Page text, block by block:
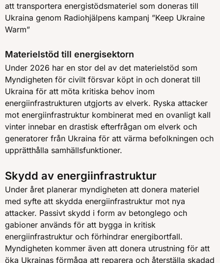
att transportera energistödsmateriel som doneras till
Ukraina genom Radiohjälpens kampanj ”Keep Ukraine
Warm”
Materielstöd till energisektorn
Under 2026 har en stor del av det materielstöd som
Myndigheten för civilt försvar köpt in och donerat till
Ukraina för att möta kritiska behov inom
energiinfrastrukturen utgjorts av elverk. Ryska attacker
mot energiinfrastruktur kombinerat med en ovanligt kall
vinter innebar en drastisk efterfrågan om elverk och
generatorer från Ukraina för att värma befolkningen och
upprätthålla samhällsfunktioner.
Skydd av energiinfrastruktur
Under året planerar myndigheten att donera materiel
med syfte att skydda energiinfrastruktur mot nya
attacker. Passivt skydd i form av betonglego och
gabioner används för att bygga in kritisk
energiinfrastruktur och förhindrar energibortfall.
Myndigheten kommer även att donera utrustning för att
öka Ukrainas förmåga att reparera och återställa skadad